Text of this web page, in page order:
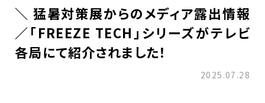
＼ 猛暑対策展からのメディア露出情報
／「FREEZE TECH」シリーズがテレビ
各局にて紹介されました！
2025.07.28